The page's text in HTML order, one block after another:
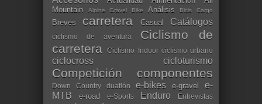
Mountain
Alpine Gravel Bike Análisis Bicis Cargo
Breves carretera Casual Catálogos
ciclismo de aventura
Ciclismo de
carretera
Ciclismo Indoor ciclismo urbano
ciclocross cicloturismo
Competición componentes
Down Country duatlón e-bikes e-gravel
e-
MTB
e-road e-Sports Enduro Entrevistas